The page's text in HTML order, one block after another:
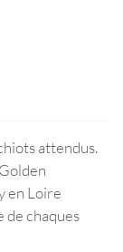
attendus.
en Loire
de chaques